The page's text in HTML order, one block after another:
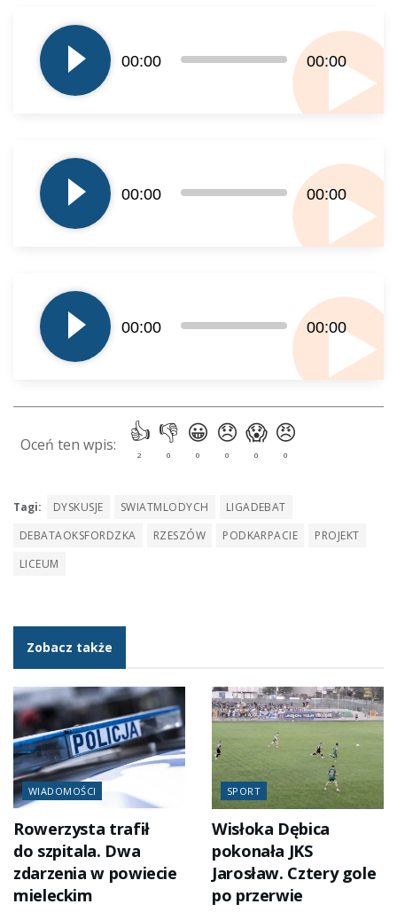
plików
dźwiękowych
00:00 00:00
plików
dźwiękowych
00:00 00:00
plików
dźwiękowych
00:00 00:00
Tagi: DYSKUSJE SWIATMLODYCH
LIGADEBAT
DEBATAOKSFORDZKA
RZESZÓW PODKARPACIE
PROJEKT
LICEUM
Zobacz także
WIADOMOŚCI
Rowerzysta trafił
do szpitala. Dwa
zdarzenia w powiecie
mieleckim
SPORT
Wisłoka Dębica
pokonała JKS
Jarosław. Cztery gole
po przerwie